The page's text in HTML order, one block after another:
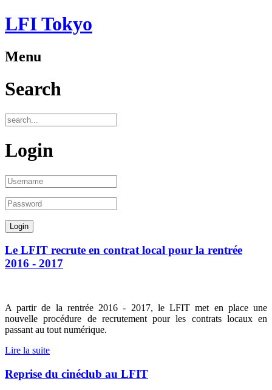
LFI Tokyo
Menu
Search
Login
Le LFIT recrute en contrat local pour la rentrée
2016 - 2017
A partir de la rentrée 2016 - 2017, le LFIT met en place une
nouvelle procédure de recrutement pour les contrats locaux en
passant au tout numérique.
Lire la suite
Reprise du cinéclub au LFIT